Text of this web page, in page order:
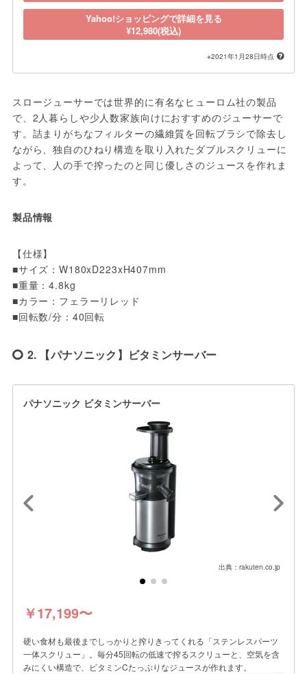
Yahoo!ショッピングで詳細を見る
¥12,980(税込)
※2021年1月28日時点
スロージューサーでは世界的に有名なヒューロム社の製品
で、2人暮らしや少人数家族向けにおすすめのジューサーで
す。詰まりがちなフィルターの繊維質を回転ブラシで除去し
ながら、独自のひねり構造を取り入れたダブルスクリューに
よって、人の手で搾ったのと同じ優しさのジュースを作れま
す。
製品情報
【仕様】
■サイズ：W180xD223xH407mm
■重量：4.8kg
■カラー：フェラーリレッド
■回転数/分：40回転
2. 【パナソニック】ビタミンサーバー
パナソニック ビタミンサーバー
出典：rakuten.co.jp
￥17,199〜
硬い食材も最後までしっかりと搾りきってくれる「ステンレスパーツ
一体スクリュー」。毎分45回転の低速で搾るスクリューと、空気を含
みにくい構造で、ビタミンCたっぷりなジュースが作れます。